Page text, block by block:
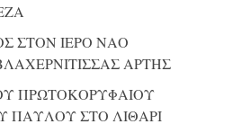
ΣΤΟΝ ΙΕΡΟ ΝΑΟ
ΑΡΤΗΣ
ΠΡΩΤΟΚΟΡΥΦΑΙΟΥ
ΠΑΥΛΟΥ ΣΤΟ ΛΙΘΑΡΙ